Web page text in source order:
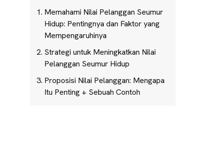
Memahami Nilai Pelanggan Seumur
Hidup: Pentingnya dan Faktor yang
Mempengaruhinya
Strategi untuk Meningkatkan Nilai
Pelanggan Seumur Hidup
Proposisi Nilai Pelanggan: Mengapa
Itu Penting + Sebuah Contoh